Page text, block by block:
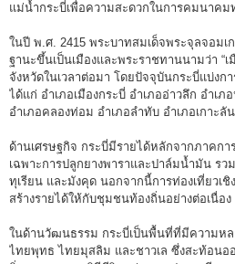
แม่น้ำกระบี่เพื่อความสะดวกในการคมนาคม
ในปี พ.ศ. 2415 พระบาทสมเด็จพระจุลจอมเ
ฐานะขึ้นเป็นเมืองและพระราชทานนามว่า “
จังหวัดในเวลาต่อมา โดยปัจจุบันกระบี่แบ่งก
ได้แก่ อำเภอเมืองกระบี่ อำเภออ่าวลึก อำเภ
อำเภอคลองท่อม อำเภอลำทับ อำเภอเกาะลั
ด้านเศรษฐกิจ กระบี่มีรายได้หลักจากภาคกา
เฉพาะการปลูกยางพาราและปาล์มน้ำมัน รว
ทุเรียน และมังคุด นอกจากนี้การท่องเที่ยวเ
สร้างรายได้ให้กับชุมชนท้องถิ่นอย่างต่อเนื่อง
ในด้านวัฒนธรรม กระบี่เป็นพื้นที่ที่มีความห
ไทยพุทธ ไทยมุสลิม และชาวเล ซึ่งสะท้อนอ